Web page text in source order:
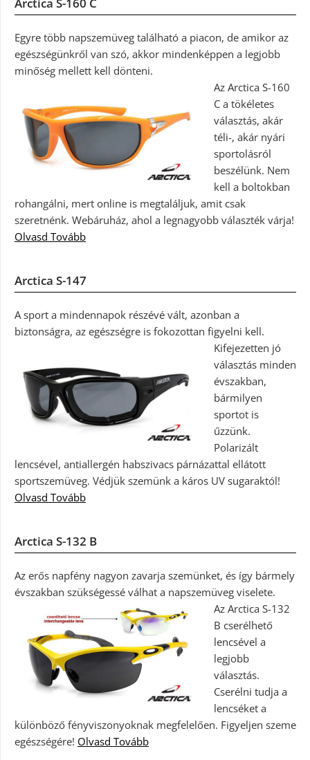
Egyre több napszemüveg található a piacon, de amikor az
egészségünkről van szó, akkor mindenképpen a legjobb
minőség mellett kell dönteni.
Az Arctica S-160
C a tökéletes
választás, akár
téli-, akár nyári
sportolásról
beszélünk. Nem
kell a boltokban
rohangálni, mert online is megtaláljuk, amit csak
szeretnénk. Webáruház, ahol a legnagyobb választék várja!
Olvasd Tovább
Arctica S-147
A sport a mindennapok részévé vált, azonban a
biztonságra, az egészségre is fokozottan figyelni kell.
Kifejezetten jó
választás minden
évszakban,
bármilyen
sportot is
űzzünk.
Polarizált
lencsével, antiallergén habszivacs párnázattal ellátott
sportszemüveg. Védjük szemünk a káros UV sugaraktól!
Olvasd Tovább
Arctica S-132 B
Az erős napfény nagyon zavarja szemünket, és így bármely
évszakban szükségessé válhat a napszemüveg viselete.
Az Arctica S-132
B cserélhető
lencsével a
legjobb
választás.
Cserélni tudja a
lencséket a
különböző fényviszonyoknak megfelelően. Figyeljen szeme
egészségére! Olvasd Tovább